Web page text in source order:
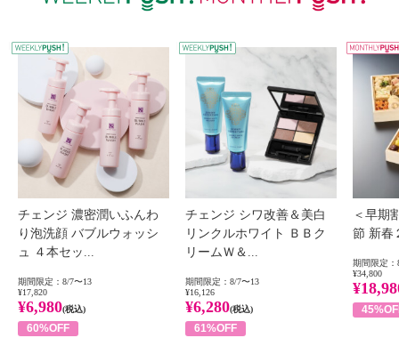
WEEKLY PUSH
チェンジ 濃密潤いふんわ
り泡洗顔 バブルウォッシ
ュ ４本セッ...
期間限定：8/7〜13
¥17,820
¥6,980(税込)
60%OFF
チェンジ シワ改善＆美白
リンクルホワイト ＢＢク
リームＷ＆...
期間限定：8/7〜13
¥16,126
¥6,280(税込)
61%OFF
＜早期
節 新春
期間限定：
¥34,800